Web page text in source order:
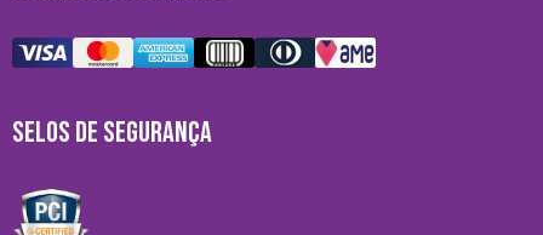
SELOS DE SEGURANÇA